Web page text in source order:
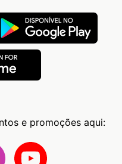
e promoções aqui: